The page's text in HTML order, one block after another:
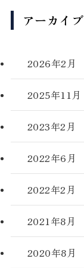
アーカイブ
2026年2月
2025年11月
2023年2月
2022年6月
2022年2月
2021年8月
2020年8月